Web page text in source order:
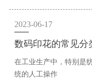
2023-06-17
数码印花的常见分
在工业生产中，特别是
统的人工操作